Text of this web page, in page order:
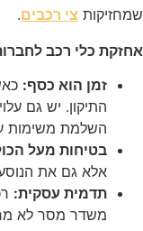
שמחזיקות צי רכבים.
אחזקת כלי רכב
זמן הוא כסף:
התיקון. יש גם
השלמת משימות
בטיחות מעל
אלא גם את
תדמית עסקית:
משדר מסר לא